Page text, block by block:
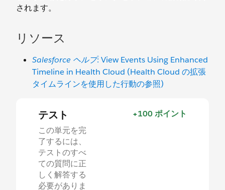
されます。
リソース
Salesforce ヘルプ: View Events Using Enhanced
Timeline in Health Cloud (Health Cloud の拡張
タイムラインを使用した行動の参照)